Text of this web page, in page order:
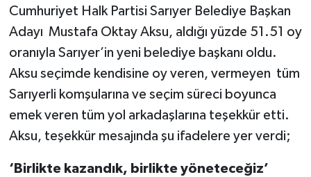
Cumhuriyet Halk Partisi Sarıyer Belediye Başkan
Adayı Mustafa Oktay Aksu, aldığı yüzde 51.51 oy
oranıyla Sarıyer’in yeni belediye başkanı oldu.
Aksu seçimde kendisine oy veren, vermeyen tüm
Sarıyerli komşularına ve seçim süreci boyunca
emek veren tüm yol arkadaşlarına teşekkür etti.
Aksu, teşekkür mesajında şu ifadelere yer verdi;
‘Birlikte kazandık, birlikte yöneteceğiz’